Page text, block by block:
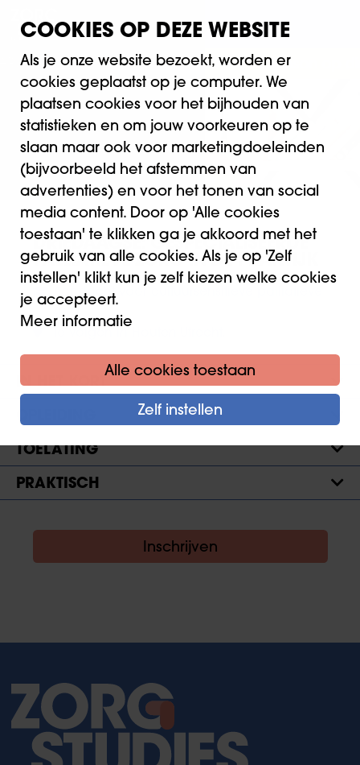
WEBINAR Casemanagement Parkinson op
DRIEDAAGSE: GESPECIALISEERDE
PALLIATIEVE ZORG IN DE PRAKTIJK
Aandacht voor cultuursensitieve palliatieve
zorg
IN HET KORT
TOELATING
PRAKTISCH
Inschrijven
COOKIES OP DEZE WEBSITE
Als je onze website bezoekt, worden er
cookies geplaatst op je computer. We
plaatsen cookies voor het bijhouden van
statistieken en om jouw voorkeuren op te
slaan maar ook voor marketingdoeleinden
(bijvoorbeeld het afstemmen van
advertenties) en voor het tonen van social
media content. Door op 'Alle cookies
toestaan' te klikken ga je akkoord met het
gebruik van alle cookies. Als je op 'Zelf
instellen' klikt kun je zelf kiezen welke cookies
je accepteert.
Meer informatie
Alle cookies toestaan
Zelf instellen